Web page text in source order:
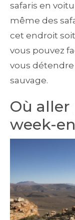
safaris en
même des
cet endroit
vous pouvez
vous
sauvage.
Où
week-